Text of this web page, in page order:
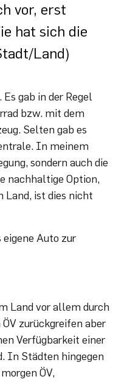
vor, erst
hat sich die
Land)
gab in der Regel
bzw. mit dem
Selten gab es
In meinem
sondern auch die
nachhaltige Option,
Land, ist dies nicht
Auto zur
Land vor allem durch
zurückgreifen aber
Verfügbarkeit einer
In Städten hingegen
ÖV,